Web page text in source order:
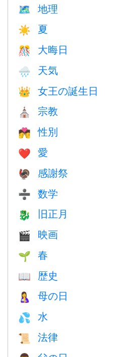
🗺 地理
☀️ 夏
🎊 大晦日
🌧 天気
👑 女王の誕生日
⛪️ 宗教
💏 性別
❤️️ 愛
🦃 感謝祭
➗ 数学
🐉 旧正月
🎬 映画
🌱 春
📖 歴史
🤱 母の日
💦 水
📜 法律